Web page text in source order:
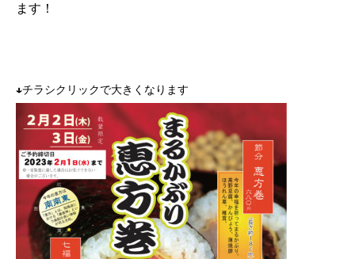
ます！
↓チラシクリックで大きくなります